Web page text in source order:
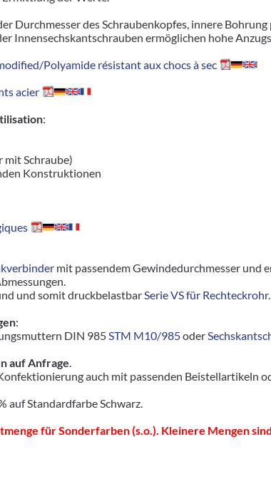
Durchmesser des Schraubenkopfes, innere Bohrung
Innensechskantschrauben ermöglichen hohe
Polyamide résistant aux chocs à sec
acier
:
mit Schraube)
Konstruktionen
mit passendem Gewindedurchmesser und
und somit druckbelastbarSerie VS für Rechteckrohr.
:
DIN 985STM M10/985oder
auf Anfrage.
auch mit passenden Beistellartikeln
auf Standardfarbe Schwarz.
für Sonderfarben (s.o.). Kleinere Mengen